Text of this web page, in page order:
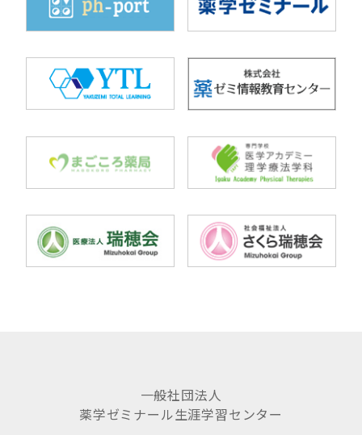
一般社団法人
薬学ゼミナール生涯学習センター